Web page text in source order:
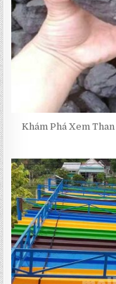
Khám Phá Xem